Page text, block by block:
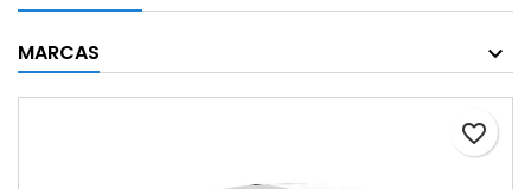
MARCAS
favorite_border